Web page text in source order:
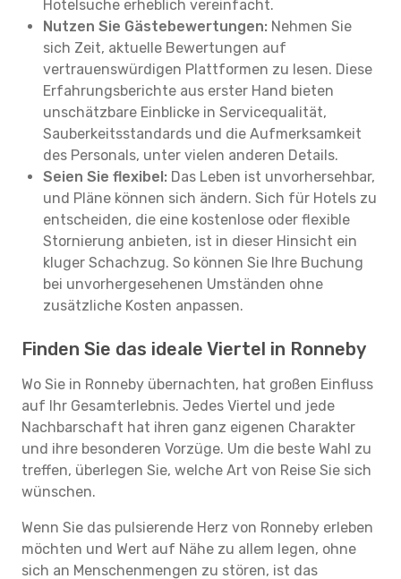
Hotelsuche erheblich vereinfacht.
Nutzen Sie Gästebewertungen: Nehmen Sie
sich Zeit, aktuelle Bewertungen auf
vertrauenswürdigen Plattformen zu lesen. Diese
Erfahrungsberichte aus erster Hand bieten
unschätzbare Einblicke in Servicequalität,
Sauberkeitsstandards und die Aufmerksamkeit
des Personals, unter vielen anderen Details.
Seien Sie flexibel: Das Leben ist unvorhersehbar,
und Pläne können sich ändern. Sich für Hotels zu
entscheiden, die eine kostenlose oder flexible
Stornierung anbieten, ist in dieser Hinsicht ein
kluger Schachzug. So können Sie Ihre Buchung
bei unvorhergesehenen Umständen ohne
zusätzliche Kosten anpassen.
Finden Sie das ideale Viertel in Ronneby
Wo Sie in Ronneby übernachten, hat großen Einfluss
auf Ihr Gesamterlebnis. Jedes Viertel und jede
Nachbarschaft hat ihren ganz eigenen Charakter
und ihre besonderen Vorzüge. Um die beste Wahl zu
treffen, überlegen Sie, welche Art von Reise Sie sich
wünschen.
Wenn Sie das pulsierende Herz von Ronneby erleben
möchten und Wert auf Nähe zu allem legen, ohne
sich an Menschenmengen zu stören, ist das